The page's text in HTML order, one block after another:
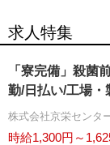
求人特集
「寮完備」殺菌
勤/日払い/工場・
株式会社京栄センタ
時給1,300円～